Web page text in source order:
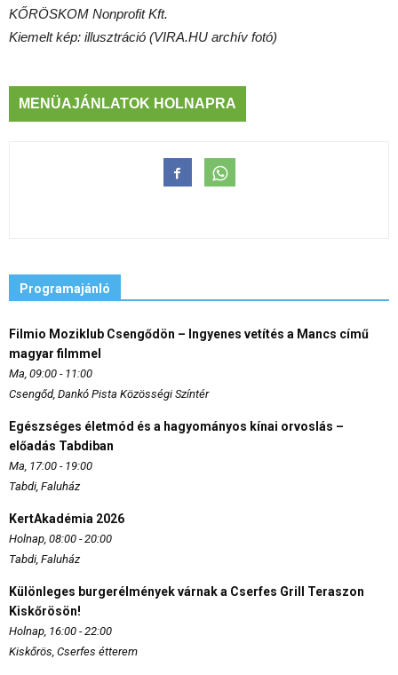
KŐRÖSKOM Nonprofit Kft.
Kiemelt kép: illusztráció (VIRA.HU archív fotó)
MENÜAJÁNLATOK HOLNAPRA
Programajánló
Filmio Moziklub Csengődön – Ingyenes vetítés a Mancs című
magyar filmmel
Ma, 09:00 - 11:00
Csengőd, Dankó Pista Közösségi Színtér
Egészséges életmód és a hagyományos kínai orvoslás –
előadás Tabdiban
Ma, 17:00 - 19:00
Tabdi, Faluház
KertAkadémia 2026
Holnap, 08:00 - 20:00
Tabdi, Faluház
Különleges burgerélmények várnak a Cserfes Grill Teraszon
Kiskőrösön!
Holnap, 16:00 - 22:00
Kiskőrös, Cserfes étterem